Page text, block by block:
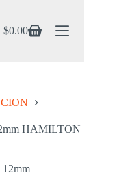
Carro
$0.00
HAMILTON